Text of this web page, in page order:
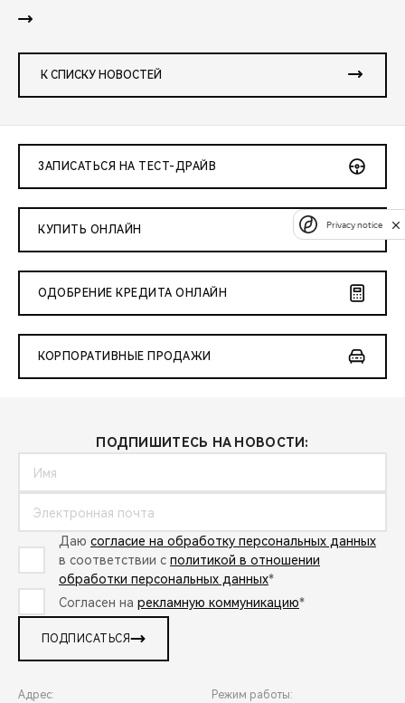
К СПИСКУ НОВОСТЕЙ
ЗАПИСАТЬСЯ НА ТЕСТ-ДРАЙВ
КУПИТЬ ОНЛАЙН
ОДОБРЕНИЕ КРЕДИТА ОНЛАЙН
КОРПОРАТИВНЫЕ ПРОДАЖИ
ПОДПИШИТЕСЬ НА НОВОСТИ:
Даю согласие на обработку персональных данных
в соответствии с политикой в отношении
обработки персональных данных*
Согласен на рекламную коммуникацию*
ПОДПИСАТЬСЯ
Адрес: Режим работы:
Privacy notice